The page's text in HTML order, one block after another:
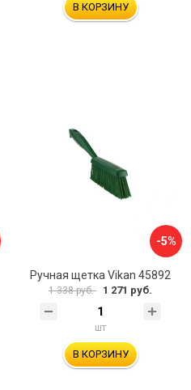
В КОРЗИНУ
-5%
Ручная щетка Vikan 45892
1 338 руб. 1 271 руб.
шт
В КОРЗИНУ